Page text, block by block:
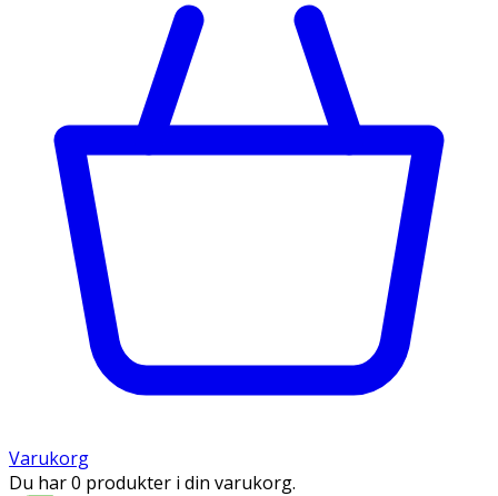
Varukorg
Du har 0 produkter i din varukorg.